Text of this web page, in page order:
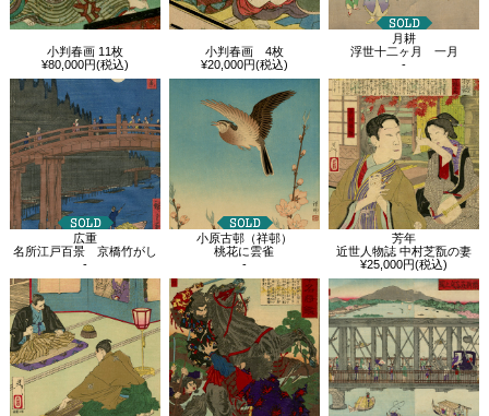
小判春画 11枚
¥80,000円(税込)
小判春画 4枚
¥20,000円(税込)
月耕
浮世十二ヶ月 一月
-
広重
名所江戸百景 京橋竹がし
-
小原古邨（祥邨）
桃花に雲雀
-
芳年
近世人物誌 中村芝翫の妻
¥25,000円(税込)